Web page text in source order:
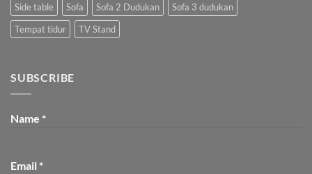
Side table
Sofa Sofa 2 Dudukan
Sofa 3 dudukan
Tempat tidur
TV Stand
SUBSCRIBE
Name *
Email *